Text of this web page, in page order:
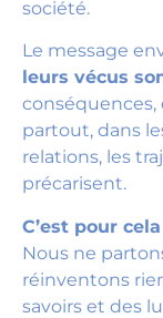
société.
Le message
leurs vécus
conséquences,
partout, dans
relations, les
précarisent.
C’est pour
Nous ne
réinventons
savoirs et des